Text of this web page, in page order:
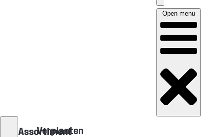
Open menu
Assortiment
Verplanten